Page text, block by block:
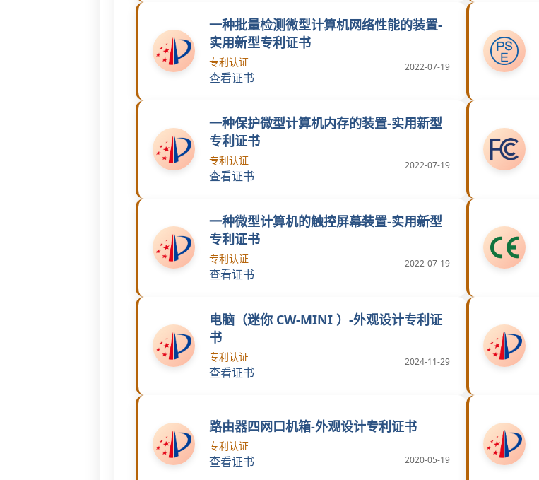
2022-07-19
一种批量检测微型计算机网络性能的装置-
实用新型专利证书
专利认证
查看证书
2022-07-19
一种保护微型计算机内存的装置-实用新型
专利证书
专利认证
查看证书
2022-07-19
一种微型计算机的触控屏幕装置-实用新型
专利证书
专利认证
查看证书
2024-11-29
电脑（迷你 CW-MINI ）-外观设计专利证
书
专利认证
查看证书
2020-05-19
路由器四网口机箱-外观设计专利证书
专利认证
查看证书